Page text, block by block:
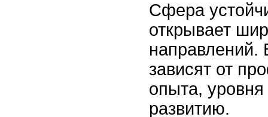
Сфера
открывает
направлений.
зависят от
опыта,
развитию.